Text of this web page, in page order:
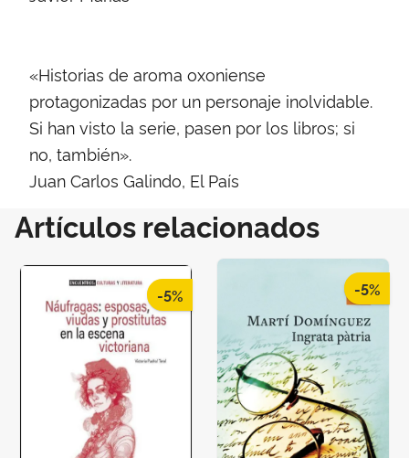
«Historias de aroma oxoniense
protagonizadas por un personaje inolvidable.
Si han visto la serie, pasen por los libros; si
no, también».
Juan Carlos Galindo, El País
Artículos relacionados
-5% -5%